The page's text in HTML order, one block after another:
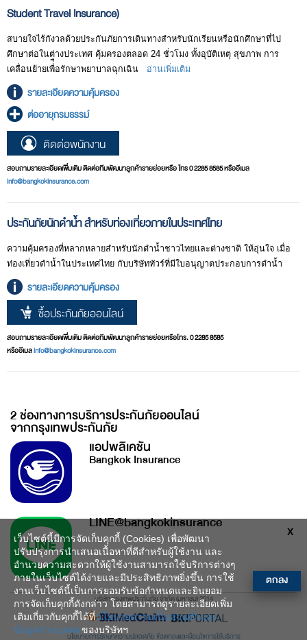
ทางต่างประเทศจะชดใช้ค่าเสียหายที่เกิดจากการบอกเลิกการเดินทางหรือลด
- การล่าช้าของเที่ยวบิน ในกรณีสายการบินพาณิชย์ออกเดินทางล่าช้าหรือ
เลื่อนเวลาเดินทางออกไปอย่างน้อย 12 ชั่วโมงจากเวลาที่กำหนดไว้ เนื่องจาก
เหตุการณ์ที่ไม่คาดหมาย และอยู่นอกเหนือการควบคุมของสายการบิน
กรมธรรม์ประกันภัยการเดินทางต่างประเทศจะจ่ายเงินชดเชยทุกๆ 12 ชั่วโมง
เต็มของการล่าช้า
- การจี้เครื่องบิน ในกรณีที่เครื่องบินที่ผู้เอาประกันภัยเดินทางโดยสารอยู่ถูกจี้
Student Travel Insurance)
สบายใจไร้กังวลด้วยประกันภัยการเดินทางสําหรับนักเรียนหรือนักศึกษาที่ไป
ศึกษาต่อในต่างประเทศ คุ้มครองตลอด 24 ชั่วโมง ทั้งอุบัติเหตุ สุขภาพ การ
เคลื่อนย้ายเพื่่ือรักษาพยาบาลฉุกเฉิน
อ่านเพิ่มเติม
รายละเอียดความคุ้มครอง
ต่ออายุกรมธรรม์
ติดต่อพนักงาน
สอบถามรายละเอียดเพิ่มเติม ติดต่อทีมพัฒนาลูกค้ารายย่อยหรือ โทร 0 2285 8585 หรืออีเมล
info@bangkokinsurance.com
ประกันภัยนักดำน้ำ สำหรับท่องเที่ยวภายในประเทศไทย
ความคุ้มครองที่หลากหลายสำหรับนักดำน้ำชาวไทยและต่างชาติ ให้อุ่นใจ เมื่อ
ท่องเที่ยวดำน้ำในประเทศไทย กับบริษัททัวร์ที่มีใบอนุญาตประกอบการดำน้ำ
รายละเอียดความคุ้มครอง
ซื้อประกันภัยออนไลน์
สอบถามรายละเอียดเพิ่มเติม ติดต่อทีมพัฒนาลูกค้ารายย่อยหรือโทร. 0 2285 8585
หรืออีเมลinfo@bangkokinsurance.com
2 ช่องทางการบริการประกันภัยออนไลน์
จากกรุงเทพประกันภัย
แอปพลิเคชัน
Bangkok Insurance
LINE@bangkokinsurance X
เว็บไซต์นี้มีการจัดเก็บคุกกี้ (Cookies) เพื่อพัฒนา
ปรับปรุงการนำเสนอเนื้อหาที่ดีสำหรับผู้ใช้งาน และ
อำนวยความสะดวกให้ผู้ใช้งานสามารถใช้บริการต่างๆ
ภายในเว็บไซต์ได้ง่ายและมีประสิทธิภาพยิ่งขึ้น การใช้
งานเว็บไซต์นี้เป็นการยอมรับข้อกำหนดและยินยอม
การจัดเก็บคุกกี้ดังกล่าว โดยสามารถดูรายละเอียดเพิ่ม
เติมเกี่ยวกับคุกกี้ได้ที่นโยบายความเป็นส่วนตัวและ
ข้อมูลส่วนบุคคลของบริษัทฯ
ตกลง
บริษัท กรุงเทพประกันภัย จำกัด (มหาชน) 2014
นโยบายการรักษาความปลอดภัยข้อตกลงและเงื่อนไขการใช้บริการ